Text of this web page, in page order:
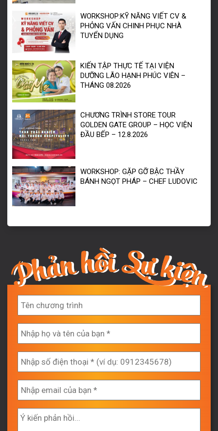
WORKSHOP:KỸ NĂNG VIẾT CV &
PHỎNG VẤN CHINH PHỤC NHÀ
TUYỂN DỤNG
KIẾN TẬP THỰC TẾ TẠI VIỆN
DƯỠNG LÃO HẠNH PHÚC VIÊN –
THÁNG 08.2026
CHƯƠNG TRÌNH STORE TOUR
GOLDEN GATE GROUP – HỌC VIỆN
ĐẦU BẾP – 12.8.2026
WORKSHOP: GẶP GỠ BẬC THẦY
BÁNH NGỌT PHÁP – CHEF LUDOVIC